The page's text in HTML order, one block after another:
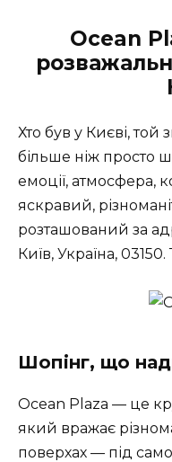
Ocean
Хто був у Києві,
більше ніж просто
емоції, атмосфера,
яскравий,
розташований за
Київ, Україна, 03150.
Шопінг, що
Ocean Plaza — це
який вражає
поверхах — під